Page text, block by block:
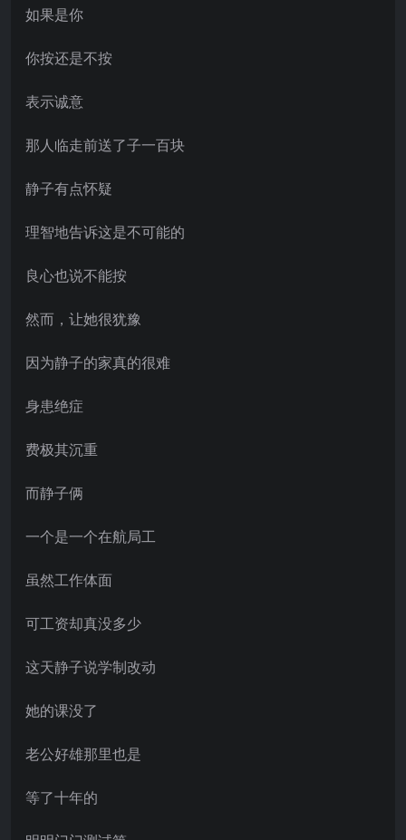
如果是你
你按还是不按
表示诚意
那人临走前送了子一百块
静子有点怀疑
理智地告诉这是不可能的
良心也说不能按
然而，让她很犹豫
因为静子的家真的很难
身患绝症
费极其沉重
而静子俩
一个是一个在航局工
虽然工作体面
可工资却真没多少
这天静子说学制改动
她的课没了
老公好雄那里也是
等了十年的